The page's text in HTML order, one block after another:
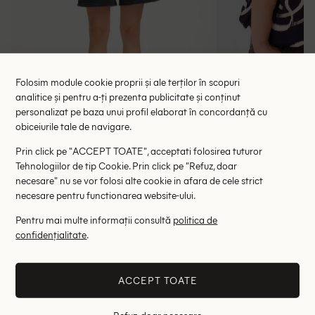
Bluza Gestuz, negru
RRP: 605.00 lei
XS-S
Altii au fost interesati de
Folosim module cookie proprii și ale terților în scopuri
analitice și pentru a-ți prezenta publicitate și conținut
personalizat pe baza unui profil elaborat în concordanță cu
obiceiurile tale de navigare.
Prin click pe "ACCEPT TOATE", acceptati folosirea tuturor
Tehnologiilor de tip Cookie. Prin click pe "Refuz, doar
necesare" nu se vor folosi alte cookie in afara de cele strict
necesare pentru functionarea website-ului.
Pentru mai multe informații consultă politica de
confidențialitate.
ACCEPT TOATE